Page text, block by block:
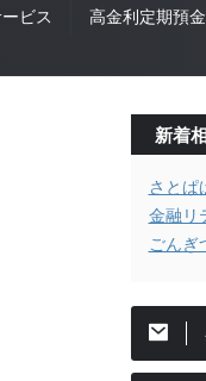
ビス 高金利定期預金
新着
さとぱ
金融リ
ごんぎ